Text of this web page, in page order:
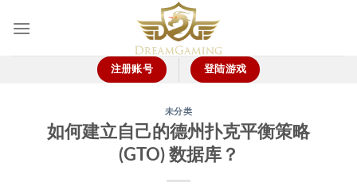
注册账号 登陆游戏
未分类
如何建立自己的德州扑克平衡策略
(GTO) 数据库？